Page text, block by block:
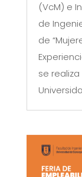
(VcM) e
de
de
se